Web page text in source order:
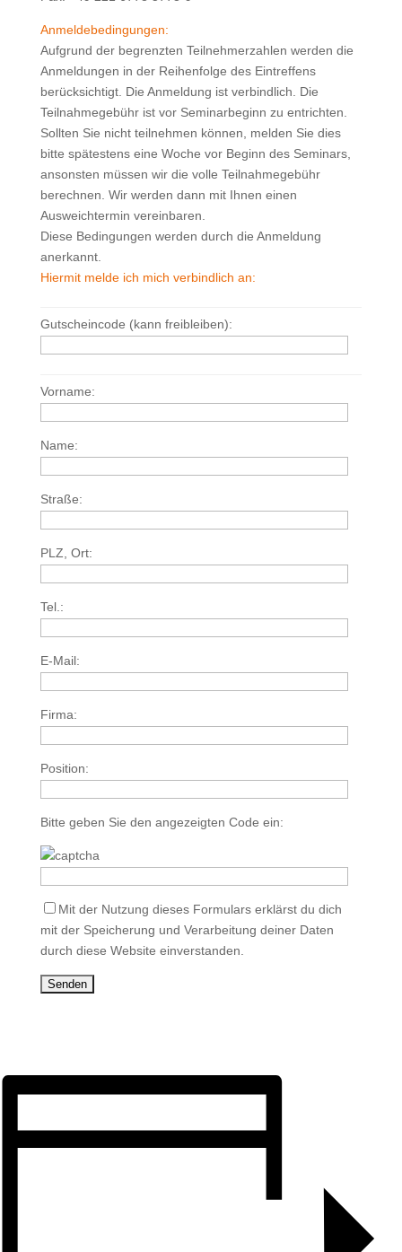
Anmeldebedingungen:
Aufgrund der begrenzten Teilnehmerzahlen werden die
Anmeldungen in der Reihenfolge des Eintreffens
berücksichtigt. Die Anmeldung ist verbindlich. Die
Teilnahmegebühr ist vor Seminarbeginn zu entrichten.
Sollten Sie nicht teilnehmen können, melden Sie dies
bitte spätestens eine Woche vor Beginn des Seminars,
ansonsten müssen wir die volle Teilnahmegebühr
berechnen. Wir werden dann mit Ihnen einen
Ausweichtermin vereinbaren.
Diese Bedingungen werden durch die Anmeldung
anerkannt.
Hiermit melde ich mich verbindlich an:
Gutscheincode (kann freibleiben):
Vorname:
Name:
Straße:
PLZ, Ort:
Tel.:
E-Mail:
Firma:
Position:
Bitte geben Sie den angezeigten Code ein:
Mit der Nutzung dieses Formulars erklärst du dich
mit der Speicherung und Verarbeitung deiner Daten
durch diese Website einverstanden.